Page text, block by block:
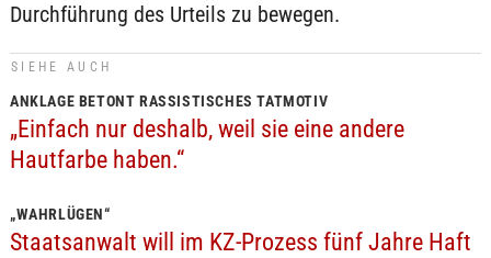
Durchführung des Urteils zu bewegen.
SIEHE AUCH
ANKLAGE BETONT RASSISTISCHES TATMOTIV
„Einfach nur deshalb, weil sie eine andere
Hautfarbe haben.“
„WAHRLÜGEN“
Staatsanwalt will im KZ-Prozess fünf Jahre Haft